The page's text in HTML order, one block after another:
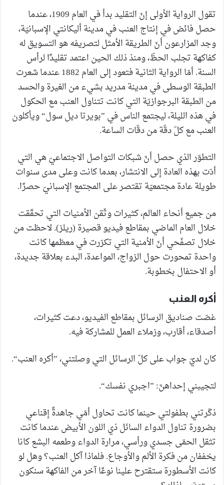
تقول الرواية الأولى إنّ التقليد بدأ في العام 1909، عندما
حصل فائض في إنتاج العنب في مدينة أليكانتي الإسبانيّة،
وجد المزارعون أنّ الطريقة الأمثل لتصريفه هو التسويق له
كفاكهة تجلب الحظّ، ومنذ ذلك الحين اعتمد تقليدًا لرأس
السنة. أمّا الرواية الثانية فتعود إلى العام 1882 عندما شعرت
الطبقة الوسطى في مدينة مدريد بشيء من الغيرة والحسد
من الطبقة البرجوازيّة التي كانت تتناول العنب مع الحكول
في هذه الليلة، ليجتمع الناس في ”بويرتا ديل سول“ ويأكلون
العنب مع كلّ دقّة من دقّات الساعة.
التطوّر الذي حصل أنّ شبكات التواصل الاجتماعيّ هي التي
أدّت بهذه العادة إلى الانتشار، بعدما كانت وعلى مدى سنوات
طويلة عادة مجتمعيّة تقتصر على المجتمع الإسبانيّ حصرًا.
من جميع أنحاء العالم، كثيرات وثّقن الأمنيات التي تحقّقت
خلال العام الماضي بمقاطع فيديو قصيرة (ريلز). لاحظت من
خلال تصفّحي أنّ الأمنية التي تكرّرت في معظمها كانت
واحدة تمحورت حول الزواج، المواعدة، البدء بعلاقة جديدة،
أو الاحتفال بخطوبة.
أكره العنب
غصّت صناديق الرسائل بمقاطع الفيديو، دعت كثيرات،
أصدقاء، أقارب، وزملاء العمل للمشاركة فيه.
كان لديّ جواب على كلّ الرسائل التي وصلتني، ”أكره العنب“.
لتجيبني إحداهنّ: ”اجبري نفسك“.
ذكّرتني بطفولتي حينما كانت تحاول أمّي جاهدةً إقناعي
بضرورة تناول الدواء السائل ذي اللون الأبيض عندما كانت
تثقل الحمّى جسدي ورأسي، مرارة الدواء وطعمه البشع كانا
يخففان من فكرة الألم والأوجاع. فلماذا آكل العنب؟ وهل لو
كانت الأسطورة ستقترح علينا نوعًا آخر من الفاكهة سنكون